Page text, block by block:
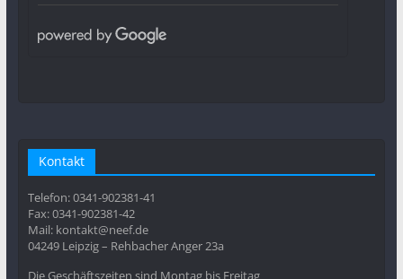
Kontakt
Telefon: 0341-902381-41
Fax: 0341-902381-42
Mail: kontakt@neef.de
04249 Leipzig – Rehbacher Anger 23a
Die Geschäftszeiten sind Montag bis Freitag